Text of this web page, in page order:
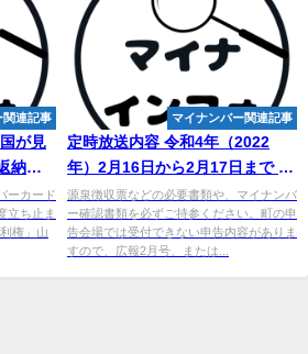
関連記事
が見
納運
ーカード
立ち止ま
権」山
マイナンバー関連記事
定時放送内容 令和4年（2022
年）2月16日から2月17日まで |
兵庫県神河町
源泉徴収票などの必要書類や、マイナンバ
ー確認書類を必ずご持参ください。町の申
告会場では受付できない申告内容がありま
すので、広報2月号、または...